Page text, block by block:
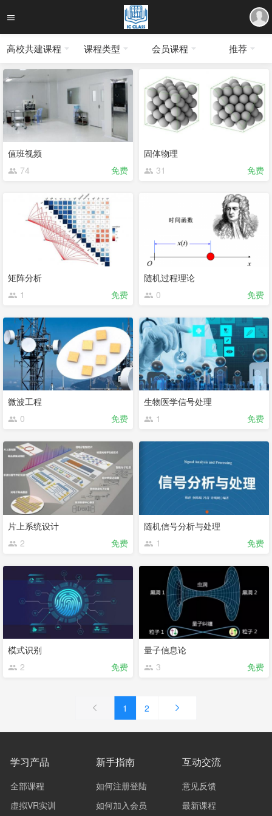
高校共建课程 课程类型 会员课程 推荐
值班视频
74
免费
固体物理
31
免费
矩阵分析
1
免费
随机过程理论
0
免费
微波工程
0
免费
生物医学信号处理
1
免费
片上系统设计
2
免费
随机信号分析与处理
1
免费
模式识别
2
免费
量子信息论
3
免费
1 2
学习产品
全部课程
虚拟VR实训
新手指南
如何注册登陆
如何加入会员
互动交流
意见反馈
最新课程